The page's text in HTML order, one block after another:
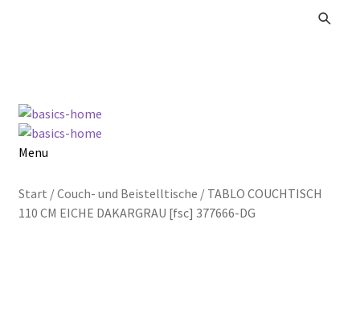
Zur
Navigation
springen
Zum
Inhalt
springen
Menu
Start /Couch- und Beistelltische / TABLO COUCHTISCH
110 CM EICHE DAKARGRAU [fsc] 377666-DG